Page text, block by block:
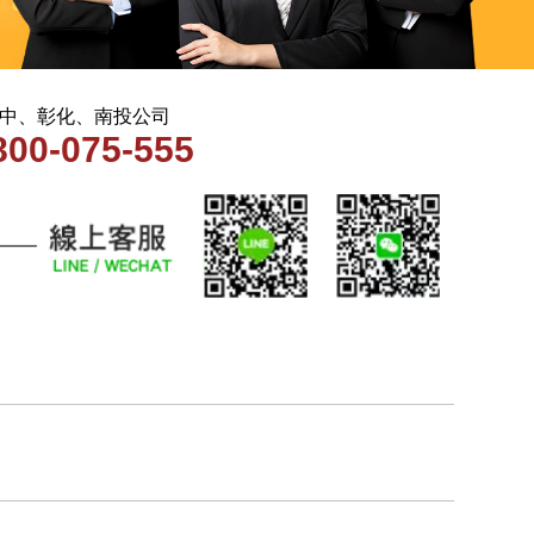
、彰化、南投公司
075-555